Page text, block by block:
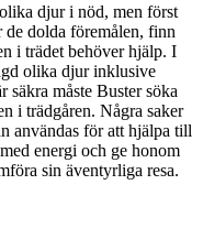
djur i nöd, men först
de dolda föremålen, finn
i trädet behöver hjälp. I
olika djur inklusive
säkra måste Buster söka
i trädgåren. Några saker
användas för att hjälpa till
energi och ge honom
sin äventyrliga resa.